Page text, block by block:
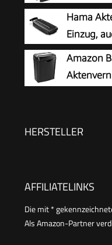
Hama
Einzug,
Amazon
HERSTELLER
AFFILIATELINKS
Die mit *
Als Amazon-Partner